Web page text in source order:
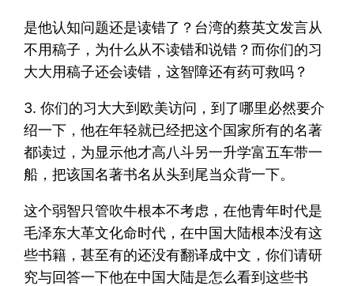
是他认知问题还是读错了？台湾的蔡英文发言从
不用稿子，为什么从不读错和说错？而你们的习
大大用稿子还会读错，这智障还有药可救吗？
3. 你们的习大大到欧美访问，到了哪里必然要介
绍一下，他在年轻就已经把这个国家所有的名著
都读过，为显示他才高八斗另一升学富五车带一
船，把该国名著书名从头到尾当众背一下。
这个弱智只管吹牛根本不考虑，在他青年时代是
毛泽东大革文化命时代，在中国大陆根本没有这
些书籍，甚至有的还没有翻译成中文，你们请研
究与回答一下他在中国大陆是怎么看到这些书